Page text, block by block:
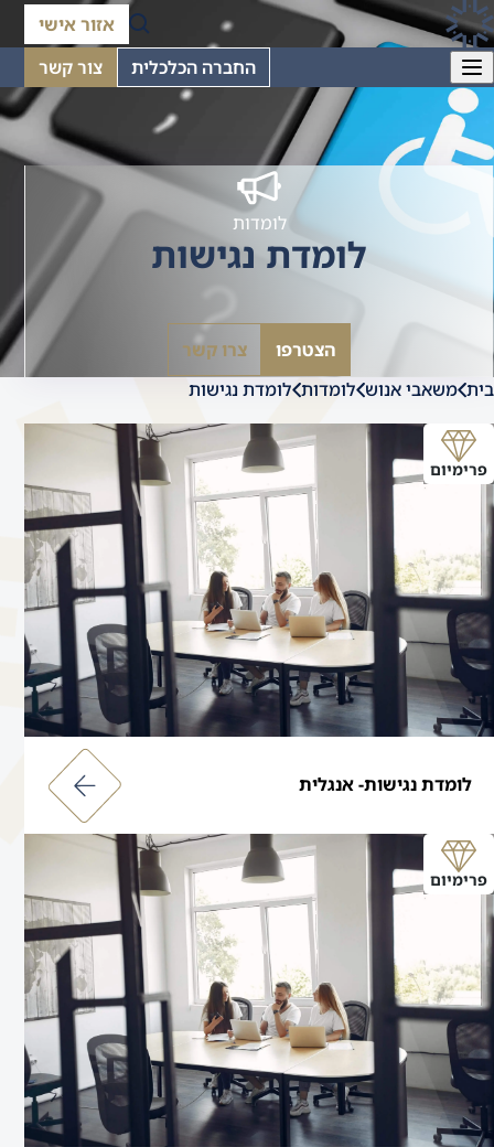
אזור אישי
החברה הכלכלית
צור קשר
לומדות
לומדת נגישות
הצטרפו
צרו קשר
בית משאבי אנוש לומדות לומדת נגישות
פרימיום
לומדת נגישות- אנגלית
פרימיום